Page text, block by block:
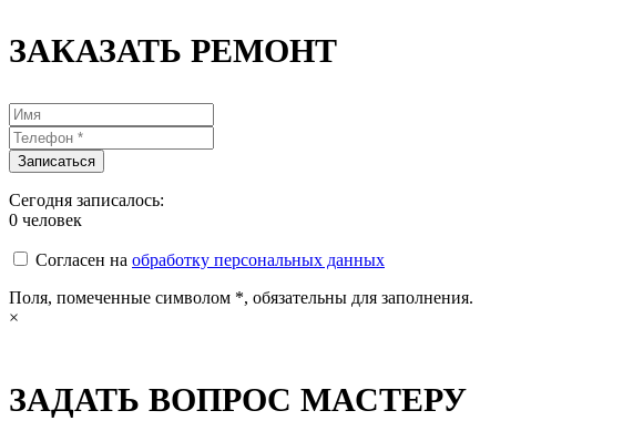
ЗАКАЗАТЬ РЕМОНТ
Сегодня записалось:
0 человек
Согласен на обработку персональных данных
Поля, помеченные символом *, обязательны для заполнения.
×
ЗАДАТЬ ВОПРОС МАСТЕРУ